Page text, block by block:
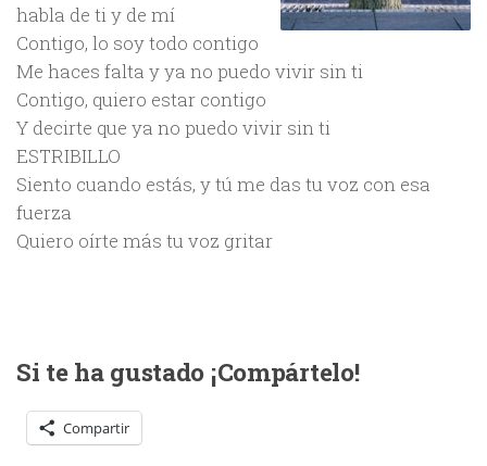
habla de ti y de mí
Contigo, lo soy todo contigo
Me haces falta y ya no puedo vivir sin ti
Contigo, quiero estar contigo
Y decirte que ya no puedo vivir sin ti
ESTRIBILLO
Siento cuando estás, y tú me das tu voz con esa
fuerza
Quiero oírte más tu voz gritar
Si te ha gustado ¡Compártelo!
Compartir